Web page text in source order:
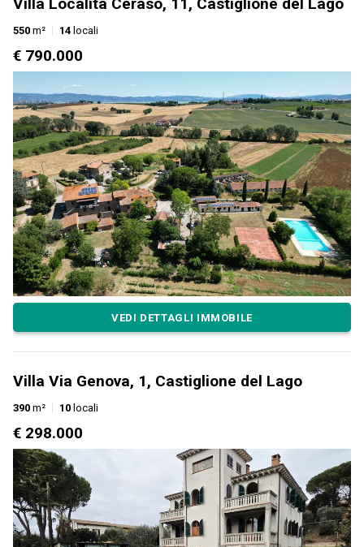
Villa Località Ceraso, 11, Castiglione del Lago
550 m² 14 locali
€ 790.000
VEDI DETTAGLI IMMOBILE
Villa Via Genova, 1, Castiglione del Lago
390 m² 10 locali
€ 298.000